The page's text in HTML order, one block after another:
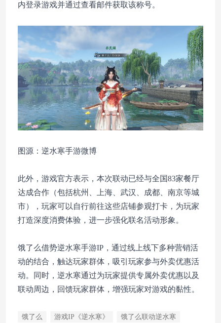
内登录游戏并通过查看邮件获取该称号。
图源：逆水寒手游微博
此外，游戏官方表示，本次联动已经与全国83家餐厅
达成合作（包括杭州、上海、武汉、成都、南京等城
市），玩家可以自行前往这些店铺参观打卡，为玩家
打造深度消费体验，进一步强化联名活动形象。
饿了么借势逆水寒手游IP，通过线上线下多种营销活
动的结合，触达玩家群体，吸引玩家参与外卖优惠活
动。同时，逆水寒通过为玩家提供专属外卖优惠以及
联动周边，回馈玩家群体，增强玩家对游戏的黏性。
饿了么 游戏IP《逆水寒》 饿了么联动逆水寒